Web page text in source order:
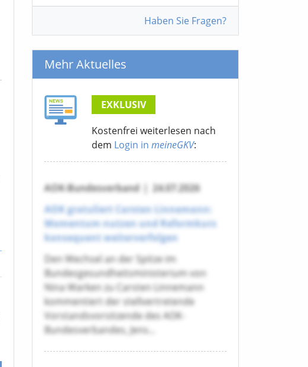
Haben Sie Fragen?
Mehr Aktuelles
EXKLUSIV
Kostenfrei weiterlesen nach
dem Login in meineGKV:
AOK-Bundesverband
24.07.2026
AOK gratuliert Carsten Linnemann:
Momentum nutzen und Reformkurs
konsequent weiterverfolgen
Den Wechsel an der Spitze im
Bundesgesundheitsministerium von
Nina Warken zu Carsten Linnemann
kommentiert der stellvertretende
Vorstandsvorsitzende des AOK-
Bundesverbandes, Jens...